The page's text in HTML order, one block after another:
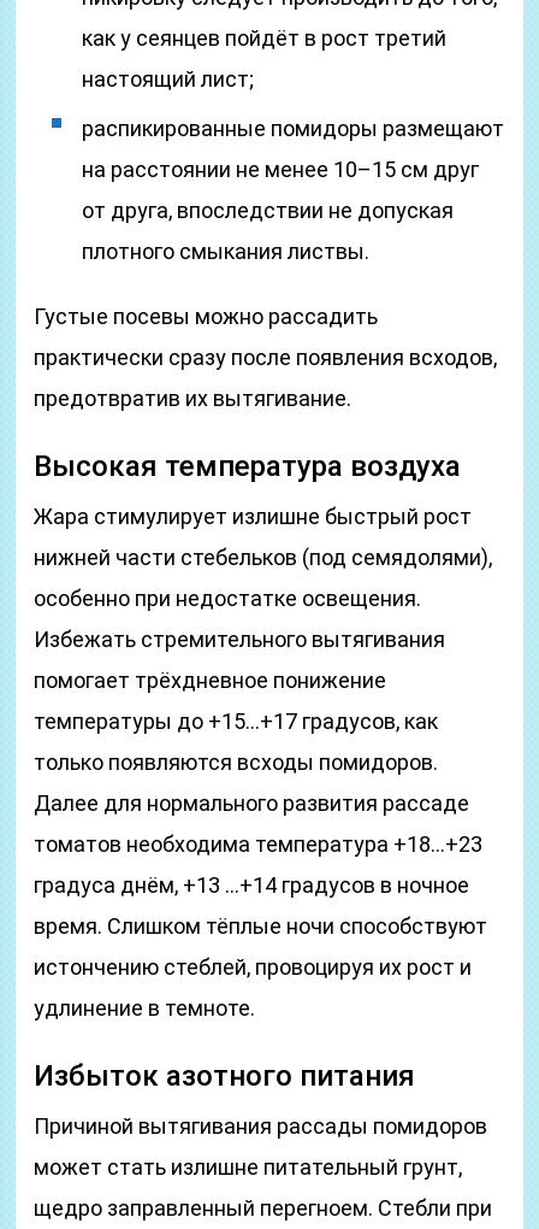
как у сеянцев пойдёт в рост третий
настоящий лист;
распикированные помидоры размещают
на расстоянии не менее 10–15 см друг
от друга, впоследствии не допуская
плотного смыкания листвы.
Густые посевы можно рассадить
практически сразу после появления всходов,
предотвратив их вытягивание.
Высокая температура воздуха
Жара стимулирует излишне быстрый рост
нижней части стебельков (под семядолями),
особенно при недостатке освещения.
Избежать стремительного вытягивания
помогает трёхдневное понижение
температуры до +15…+17 градусов, как
только появляются всходы помидоров.
Далее для нормального развития рассаде
томатов необходима температура +18…+23
градуса днём, +13 …+14 градусов в ночное
время. Слишком тёплые ночи способствуют
истончению стеблей, провоцируя их рост и
удлинение в темноте.
Избыток азотного питания
Причиной вытягивания рассады помидоров
может стать излишне питательный грунт,
щедро заправленный перегноем. Стебли при